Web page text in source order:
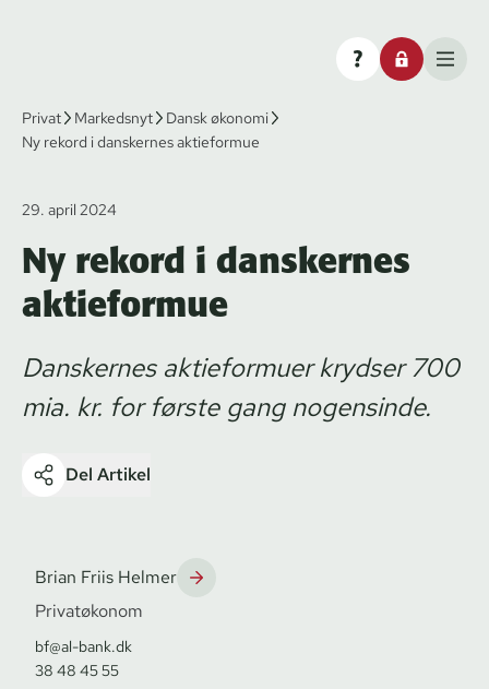
Privat Markedsnyt
Dansk økonomi
Ny rekord i danskernes aktieformue
29. april 2024
Ny rekord i danskernes
aktieformue
Danskernes aktieformuer krydser 700
mia. kr. for første gang nogensinde.
Del Artikel
Brian Friis Helmer
Privatøkonom
bf@al-bank.dk
38 48 45 55